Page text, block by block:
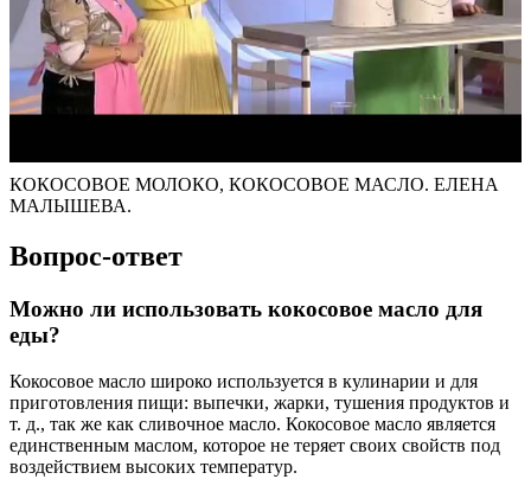
КОКОСОВОЕ МОЛОКО, КОКОСОВОЕ МАСЛО. ЕЛЕНА
МАЛЫШЕВА.
Вопрос-ответ
Можно ли использовать кокосовое масло для
еды?
Кокосовое масло широко используется в кулинарии и для
приготовления пищи: выпечки, жарки, тушения продуктов и
т. д., так же как сливочное масло. Кокосовое масло является
единственным маслом, которое не теряет своих свойств под
воздействием высоких температур.